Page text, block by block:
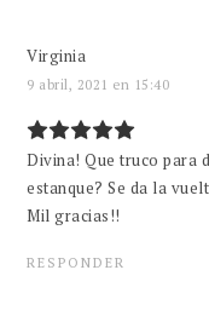
Virginia
9 abril, 2021 en 15:40
Divina! Que truco para
estanque? Se da la
Mil gracias!!
RESPONDER